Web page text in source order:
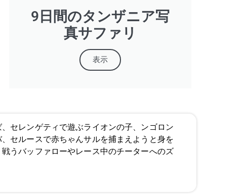
9日間のタンザニア写
真サファリ
表示
セレンゲティで遊ぶライオンの子、ンゴロン
セルースで赤ちゃんサルを捕まえようと身を
うバッファローやレース中のチーターへのズ